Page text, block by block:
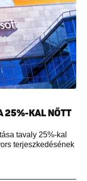
25%-KAL NŐTT
tavaly 25%-kal
terjeszkedésének